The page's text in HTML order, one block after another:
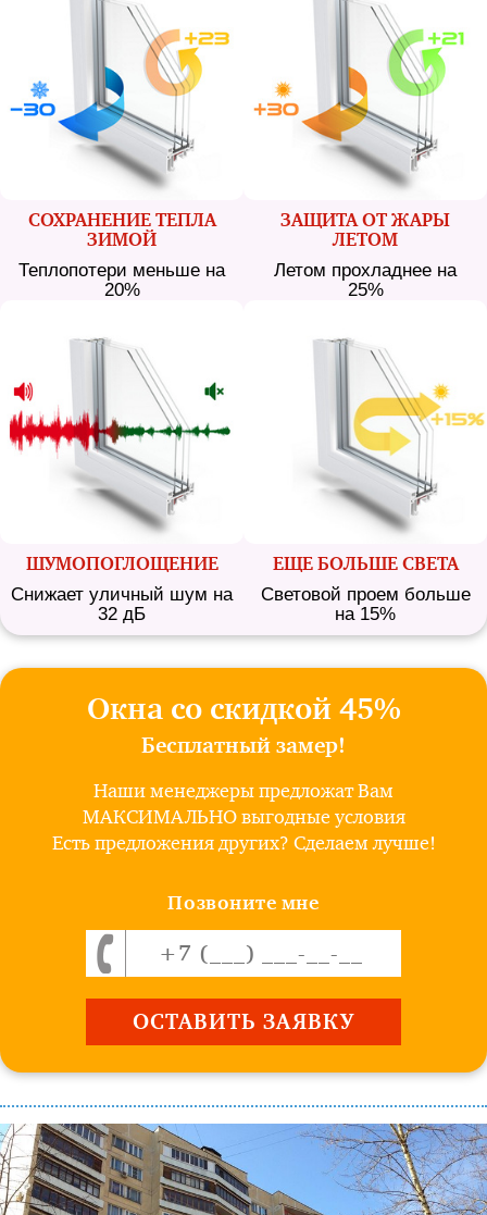
СОХРАНЕНИЕ ТЕПЛА
ЗИМОЙ
Теплопотери меньше на
20%
ЗАЩИТА ОТ ЖАРЫ
ЛЕТОМ
Летом прохладнее на
25%
ШУМО­ПОГЛОЩЕНИЕ
Снижает уличный шум на
32 дБ
ЕЩЕ БОЛЬШЕ СВЕТА
Световой проем больше
на 15%
Окна со скидкой 45%
Бесплатный замер!
Наши менеджеры предложат Вам
МАКСИМАЛЬНО выгодные условия
Есть предложения других? Сделаем лучше!
Позвоните мне